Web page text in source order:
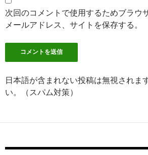
次回のコメントで使用するためブラウ
メールアドレス、サイトを保存する。
日本語が含まれない投稿は無視されま
い。（スパム対策）